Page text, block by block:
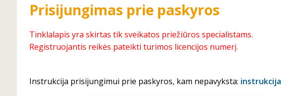
Prisijungimas prie paskyros
Tinklalapis yra skirtas tik sveikatos priežiūros specialistams.
Registruojantis reikės pateikti turimos licencijos numerį.
Instrukcija prisijungimui prie paskyros, kam nepavyksta: instrukcija